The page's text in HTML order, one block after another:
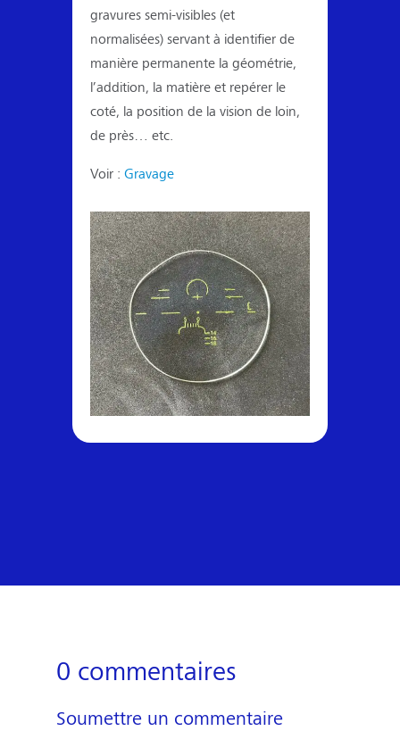
gravures semi-visibles (et
normalisées) servant à identifier de
manière permanente la géométrie,
l’addition, la matière et repérer le
coté, la position de la vision de loin,
de près… etc.
Voir : Gravage
0 commentaires
Soumettre un commentaire